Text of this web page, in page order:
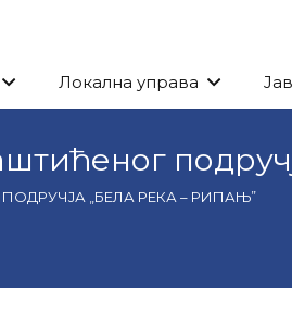
Локална управа
„БЕЛА РЕКА – РИПАЊ”